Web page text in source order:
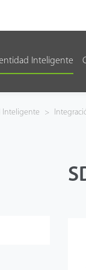
Inteligente
Inteligente >